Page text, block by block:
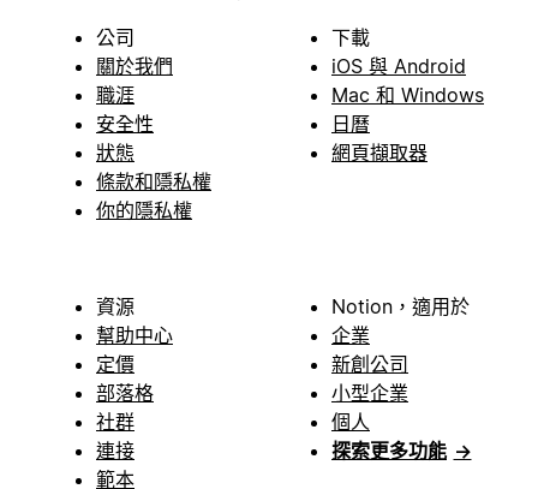
公司
關於我們
職涯
安全性
狀態
條款和隱私權
你的隱私權
下載
iOS 與 Android
Mac 和 Windows
日曆
網頁擷取器
資源
幫助中心
定價
部落格
社群
連接
範本
Notion，適用於
企業
新創公司
小型企業
個人
探索更多功能 →